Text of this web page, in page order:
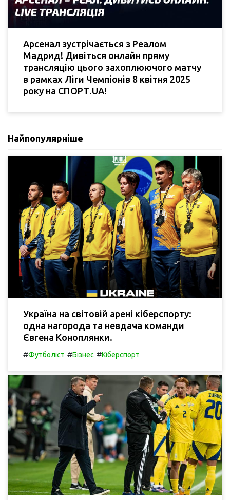
Арсенал зустрічається з Реалом
Мадрид! Дивіться онлайн пряму
трансляцію цього захоплюючого матчу
в рамках Ліги Чемпіонів 8 квітня 2025
року на СПОРТ.UA!
Найпопулярніше
Україна на світовій арені кіберспорту:
одна нагорода та невдача команди
Євгена Коноплянки.
#Футболіст #Бізнес #Кіберспорт